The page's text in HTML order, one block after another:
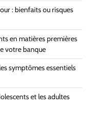
: bienfaits ou risques
en matières premières
votre banque
symptômes essentiels
et les adultes